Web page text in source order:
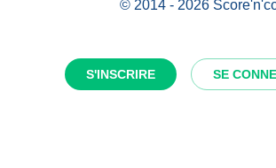
S'INSCRIRE SE
© 2014 - 2026